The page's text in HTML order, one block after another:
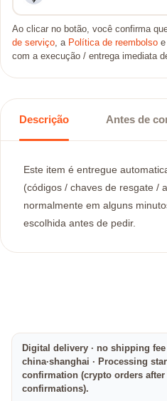
Ao clicar no botão, você confirma
de serviço, a Política de reembolso
com a execução / entrega imediata
Descrição Antes de
Este item é entregue
(códigos / chaves de resgate /
normalmente em alguns
escolhida antes de pedir.
Digital delivery · no shipping
china·shanghai · Processing
confirmation (crypto orders
confirmations).